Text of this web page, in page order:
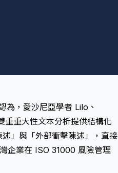
，愛沙尼亞學者 Lilo、
重大性文本分析提供結構化
」與「外部衝擊陳述」，直接
企業在 ISO 31000 風險管理